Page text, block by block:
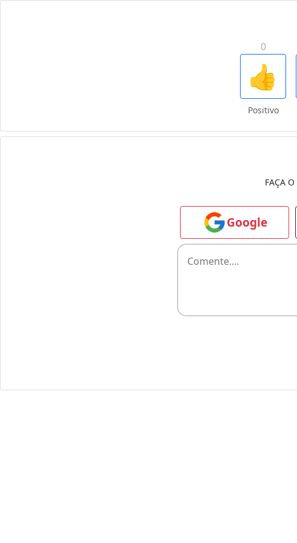
0
👍
Positivo
FAÇA O
Google